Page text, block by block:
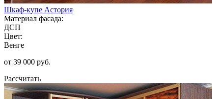
Шкаф-купе Астория
Материал фасада:
ДСП
Цвет:
Венге
от 39 000 руб.
Рассчитать